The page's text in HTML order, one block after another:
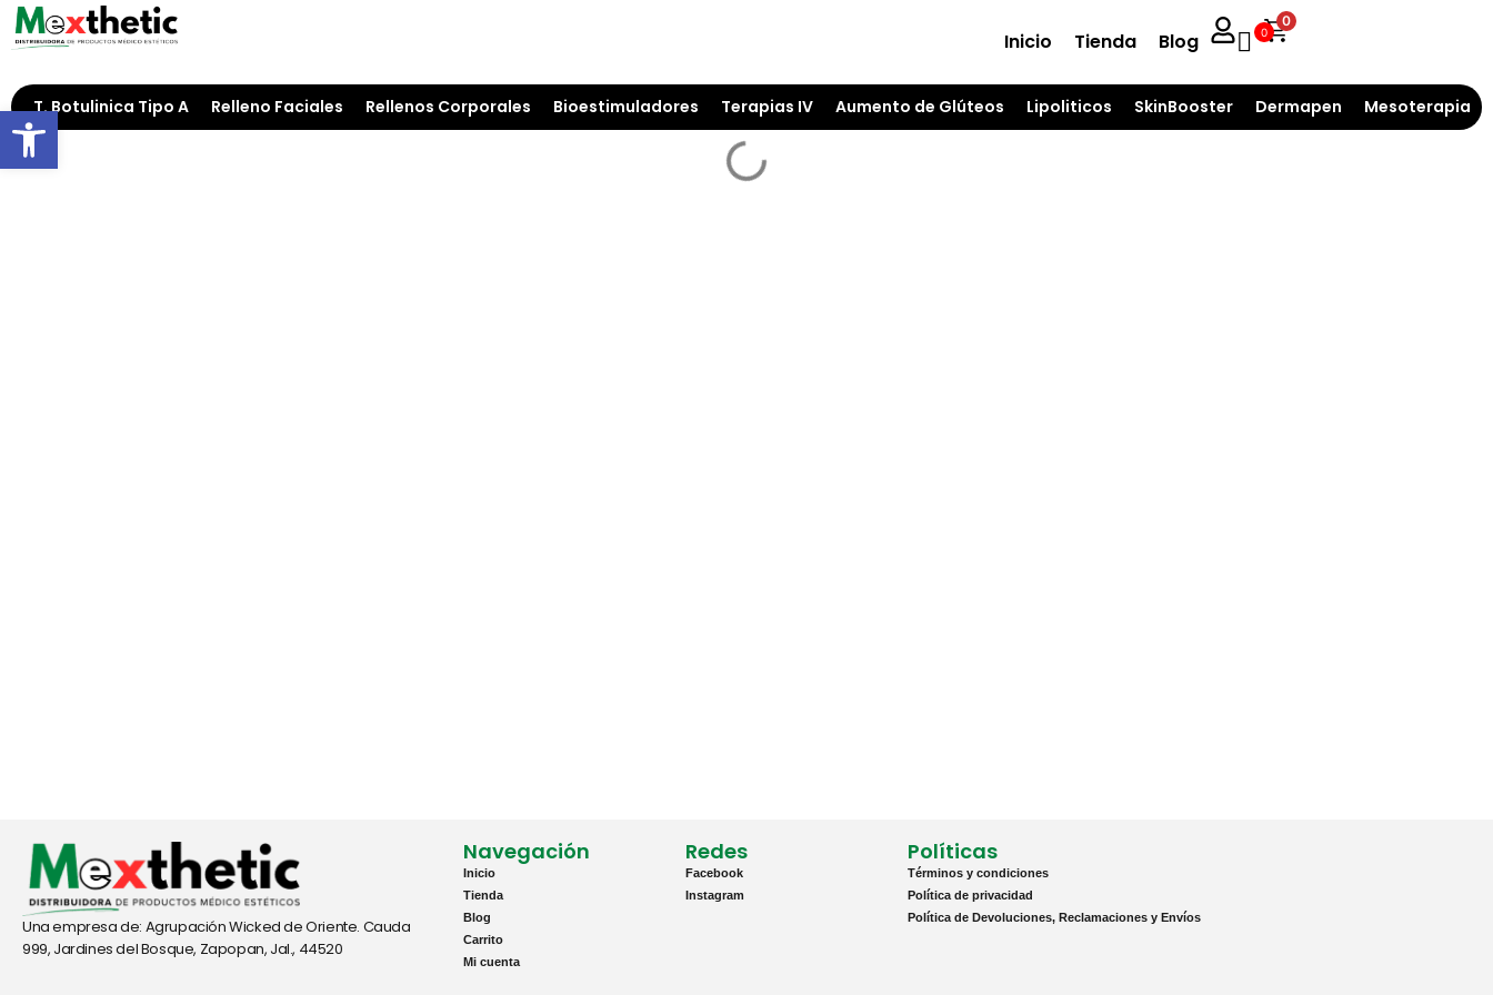
Inicio Tienda Blog 0
0
T. Botulinica Tipo A Relleno Faciales Rellenos Corporales Bioestimuladores Terapias IV Aumento de Glúteos Lipoliticos SkinBooster Dermapen Mesoterapia
Una empresa de: Agrupación Wicked de Oriente. Cauda
999, Jardines del Bosque, Zapopan, Jal., 44520
Navegación
Inicio
Tienda
Blog
Carrito
Mi cuenta
Redes
Facebook
Instagram
Políticas
Términos y condiciones
Política de privacidad
Política de Devoluciones, Reclamaciones y Envíos
Open toolbar